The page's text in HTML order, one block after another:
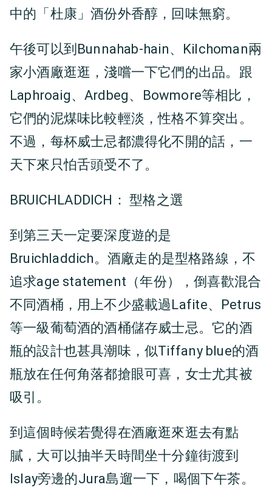
中的「杜康」酒份外香醇，回味無窮。
午後可以到Bunnahab-hain、Kilchoman兩
家小酒廠逛逛，淺嚐一下它們的出品。跟
Laphroaig、Ardbeg、Bowmore等相比，
它們的泥煤味比較輕淡，性格不算突出。
不過，每杯威士忌都濃得化不開的話，一
天下來只怕舌頭受不了。
BRUICHLADDICH： 型格之選
到第三天一定要深度遊的是
Bruichladdich。酒廠走的是型格路線，不
追求age statement（年份），倒喜歡混合
不同酒桶，用上不少盛載過Lafite、Petrus
等一級葡萄酒的酒桶儲存威士忌。它的酒
瓶的設計也甚具潮味，似Tiffany blue的酒
瓶放在任何角落都搶眼可喜，女士尤其被
吸引。
到這個時候若覺得在酒廠逛來逛去有點
膩，大可以抽半天時間坐十分鐘街渡到
Islay旁邊的Jura島遛一下，喝個下午茶。